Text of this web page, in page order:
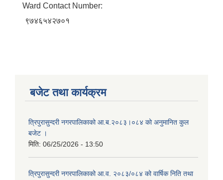
Ward Contact Number:
९७४६५४२७०१
बजेट तथा कार्यक्रम
त्रिपुरासुन्दरी नगरपालिकाको आ.ब.२०८३।०८४ को अनुमानित कुल
बजेट ।
मिति: 06/25/2026 - 13:50
त्रिपुरासुन्दरी नगरपालिकाको आ.व. २०८३/०८४ को वार्षिक निति तथा